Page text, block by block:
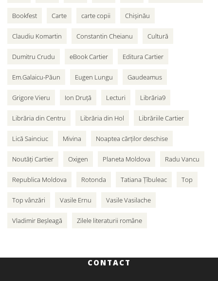
Bookfest Carte carte copii Chișinău
Claudiu Komartin Constantin Cheianu Cultură
Dumitru Crudu eBook Cartier Editura Cartier
Em.Galaicu-Păun Eugen Lungu Gaudeamus
Grigore Vieru Ion Druță Lecturi Librăria9
Librăria din Centru Librăria din Hol Librăriile Cartier
Lică Sainciuc Mivina Noaptea cărților deschise
Noutăți Cartier Oxigen Planeta Moldova Radu Vancu
Republica Moldova Rotonda Tatiana Țîbuleac Top
Top vânzări Vasile Ernu Vasile Vasilache
Vladimir Beșleagă Zilele literaturii române
CONTACT